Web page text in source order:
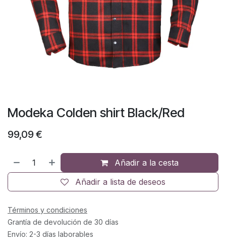
Modeka Colden shirt Black/Red
99,09€
Añadir a la cesta
Añadir a lista de deseos
Términos y condiciones
Grantía de devolución de 30 días
Envío: 2-3 días laborables